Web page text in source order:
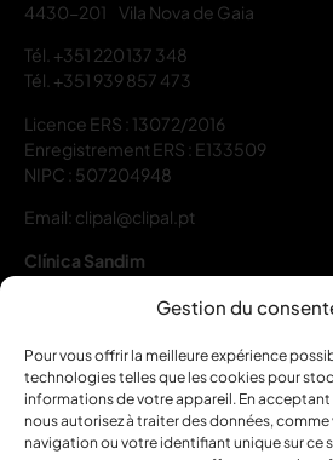
Gestion du
Pour vous offrir la meilleure expérience
technologies telles que les cookies pour
informations de votre appareil. En
nous autorisez à traiter des données,
navigation ou votre identifiant unique sur ce
4430-201 Vila Nova de Gaia
Tél. +351 220 137 348
Tél. +351 939 857 473
Licence ERS : 13072/2016
Enregistrement ERS : E133509
NIPC : 507204948
Email: clipal@clipal.pt
Clínica Sandim
Rua do Codessal, 109C e 109D R/C
Tél.+351 934 571 832
Licence ERS : 22126/2022
Enregistrement ERS : E163743